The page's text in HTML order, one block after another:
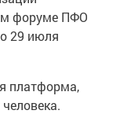
форуме ПФО
29 июля
платформа,